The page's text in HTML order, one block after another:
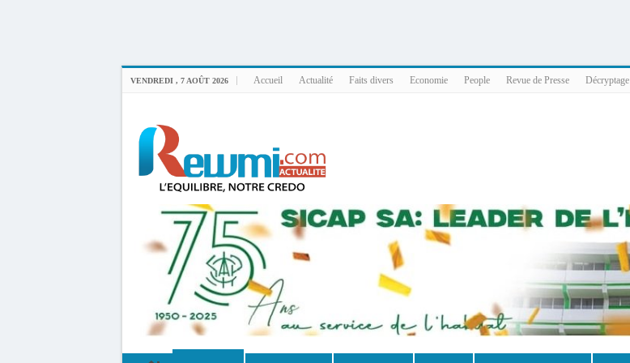
VENDREDI , 7 AOÛT 2026 Accueil Actualité Faits divers Economie People Revue de Presse Décryptage